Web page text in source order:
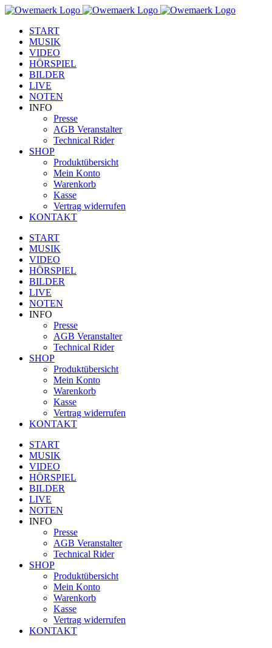
Zum
springen
Facebook
YouTube
Instagram
START
MUSIK
VIDEO
HÖRSPIEL
BILDER
LIVE
NOTEN
INFO
Presse
AGB Veranstalter
Technical Rider
SHOP
Produktübersicht
Mein Konto
Warenkorb
Kasse
Vertrag widerrufen
KONTAKT
START
MUSIK
VIDEO
HÖRSPIEL
BILDER
LIVE
NOTEN
INFO
Presse
AGB Veranstalter
Technical Rider
SHOP
Produktübersicht
Mein Konto
Warenkorb
Kasse
Vertrag widerrufen
KONTAKT
START
MUSIK
VIDEO
HÖRSPIEL
BILDER
LIVE
NOTEN
INFO
Presse
AGB Veranstalter
Technical Rider
SHOP
Produktübersicht
Mein Konto
Warenkorb
Kasse
Vertrag widerrufen
KONTAKT